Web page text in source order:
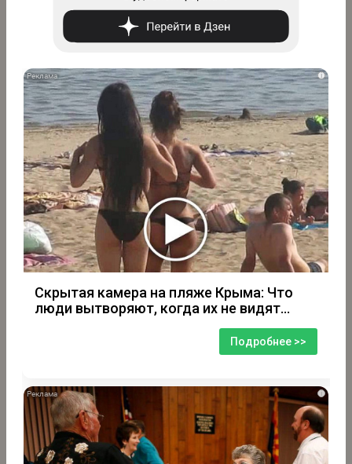
i
Скрытая камера на пляже Крыма: Что
люди вытворяют, когда их не видят...
Подробнее >>
i